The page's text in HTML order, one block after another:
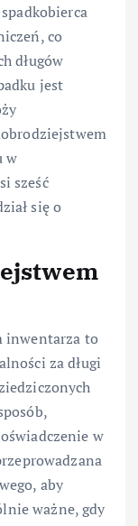
co
długów
jest
w
sześć
się o
inwentarza to
za długi
w
aby
ważne, gdy